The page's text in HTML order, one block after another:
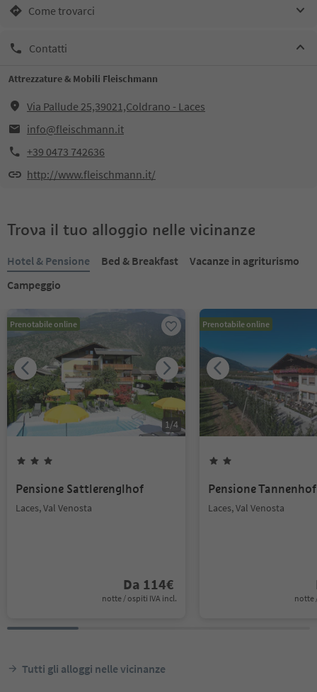
Come trovarci
Contatti
Attrezzature & Mobili Fleischmann
Via Pallude 25,39021,Coldrano - Laces
info@fleischmann.it
+39 0473 742636
http://www.fleischmann.it/
Trova il tuo alloggio nelle vicinanze
Hotel & Pensione Bed & Breakfast
Vacanze in agriturismo
Campeggio
Prenotabile online
1/4
Pensione Sattlerenglhof
Laces, Val Venosta
Da 114€
notte / ospiti IVA incl.
Prenotabile online
Pensione Tannenhof
Laces, Val Venosta
notte
Tutti gli alloggi nelle vicinanze